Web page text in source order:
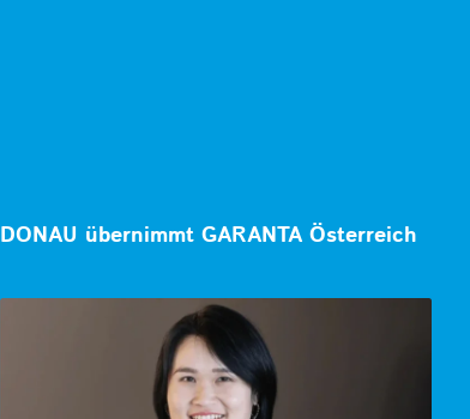
DONAU übernimmt GARANTA Österreich